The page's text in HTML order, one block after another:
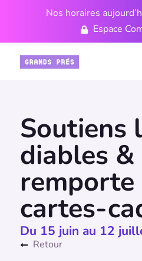
Nos horaires
Espace
Soutiens
diables &
remporte
cartes-
Du 15 juin au 12
Retour